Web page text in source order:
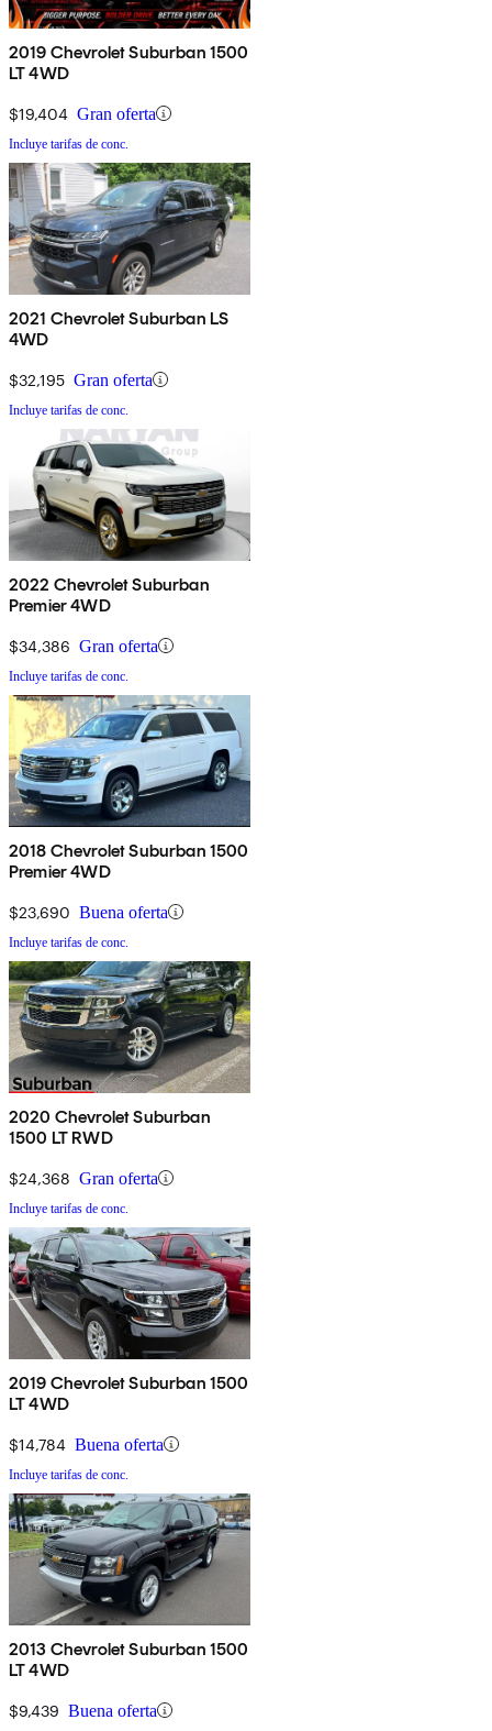
2019 Chevrolet Suburban 1500
LT 4WD
$19,404 Gran oferta
Incluye tarifas de conc.
2021 Chevrolet Suburban LS
4WD
$32,195 Gran oferta
Incluye tarifas de conc.
2022 Chevrolet Suburban
Premier 4WD
$34,386 Gran oferta
Incluye tarifas de conc.
2018 Chevrolet Suburban 1500
Premier 4WD
$23,690 Buena oferta
Incluye tarifas de conc.
2020 Chevrolet Suburban
1500 LT RWD
$24,368 Gran oferta
Incluye tarifas de conc.
2019 Chevrolet Suburban 1500
LT 4WD
$14,784 Buena oferta
Incluye tarifas de conc.
2013 Chevrolet Suburban 1500
LT 4WD
$9,439 Buena oferta